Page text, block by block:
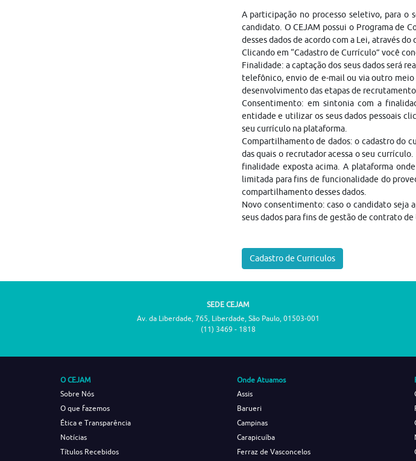
A participação no processo seletivo, para o
candidato. O CEJAM possui o Programa de
desses dados de acordo com a Lei, através
Clicando em “Cadastro de Currículo” você
Finalidade: a captação dos seus dados será
telefônico, envio de e-mail ou via outro meio
desenvolvimento das etapas de
Consentimento: em sintonia com a
entidade e utilizar os seus dados pessoais
seu currículo na plataforma.
Compartilhamento de dados: o cadastro do
das quais o recrutador acessa o seu
finalidade exposta acima. A plataforma
limitada para fins de funcionalidade do
compartilhamento desses dados.
Novo consentimento: caso o candidato seja
seus dados para fins de gestão de contrato de
Cadastro de Curriculos
SEDE CEJAM
Av. da Liberdade, 765, Liberdade, São Paulo, 01503-001
(11) 3469 - 1818
O CEJAM
Sobre Nós
O que fazemos
Ética e Transparência
Notícias
Títulos Recebidos
Onde Atuamos
Assis
Barueri
Campinas
Carapicuíba
Ferraz de Vasconcelos